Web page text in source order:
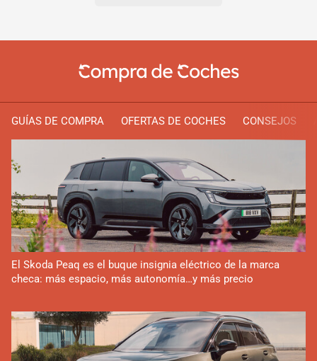
GUÍAS DE COMPRA OFERTAS DE COCHES CONSEJOS
El Skoda Peaq es el buque insignia eléctrico de la marca
checa: más espacio, más autonomía…y más precio